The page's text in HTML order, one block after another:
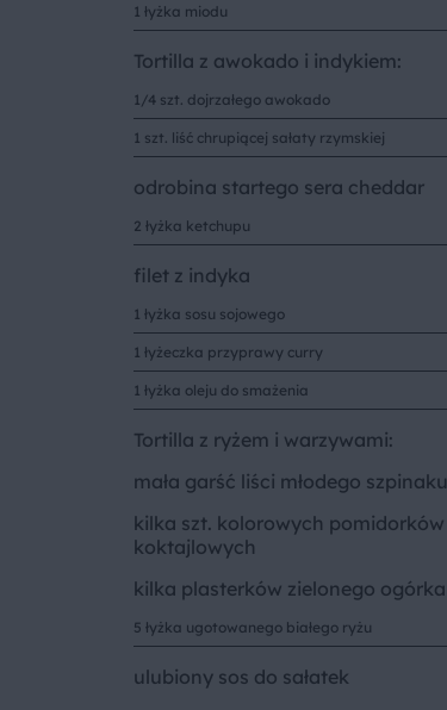
1 łyżka miodu
Tortilla z awokado i indykiem:
1/4 szt. dojrzałego awokado
1 szt. liść chrupiącej sałaty rzymskiej
odrobina startego sera cheddar
2 łyżka ketchupu
filet z indyka
1 łyżka sosu sojowego
1 łyżeczka przyprawy curry
1 łyżka oleju do smażenia
Tortilla z ryżem i warzywami:
mała garść liści młodego szpinaku
kilka szt. kolorowych pomidorków
koktajlowych
kilka plasterków zielonego ogórka
5 łyżka ugotowanego białego ryżu
ulubiony sos do sałatek